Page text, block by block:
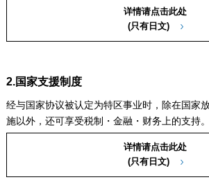
详情请点击此处
(只有日文)
2.国家支援制度
经与国家协议被认定为特区事业时，除在国家
施以外，还可享受税制・金融・财务上的支持。
详情请点击此处
(只有日文)